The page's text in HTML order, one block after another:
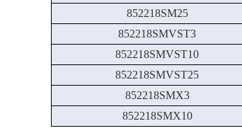
852218SM25
852218SMVST3
852218SMVST10
852218SMVST25
852218SMX3
852218SMX10